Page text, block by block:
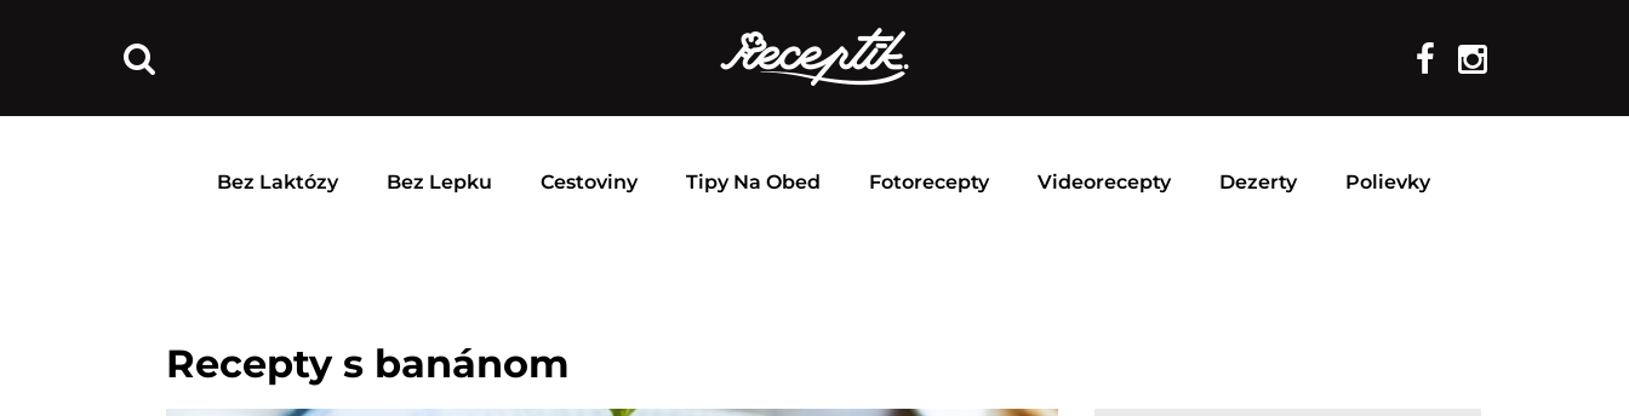
Bez Laktózy Bez Lepku Cestoviny Tipy Na Obed Fotorecepty Videorecepty Dezerty Polievky
Recepty s banánom